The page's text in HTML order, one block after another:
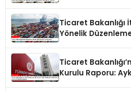
Ticaret
Yönelik
Ticaret
Kurulu Raporu: